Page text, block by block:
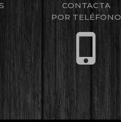
CONTACTA
POR TELÉFONO